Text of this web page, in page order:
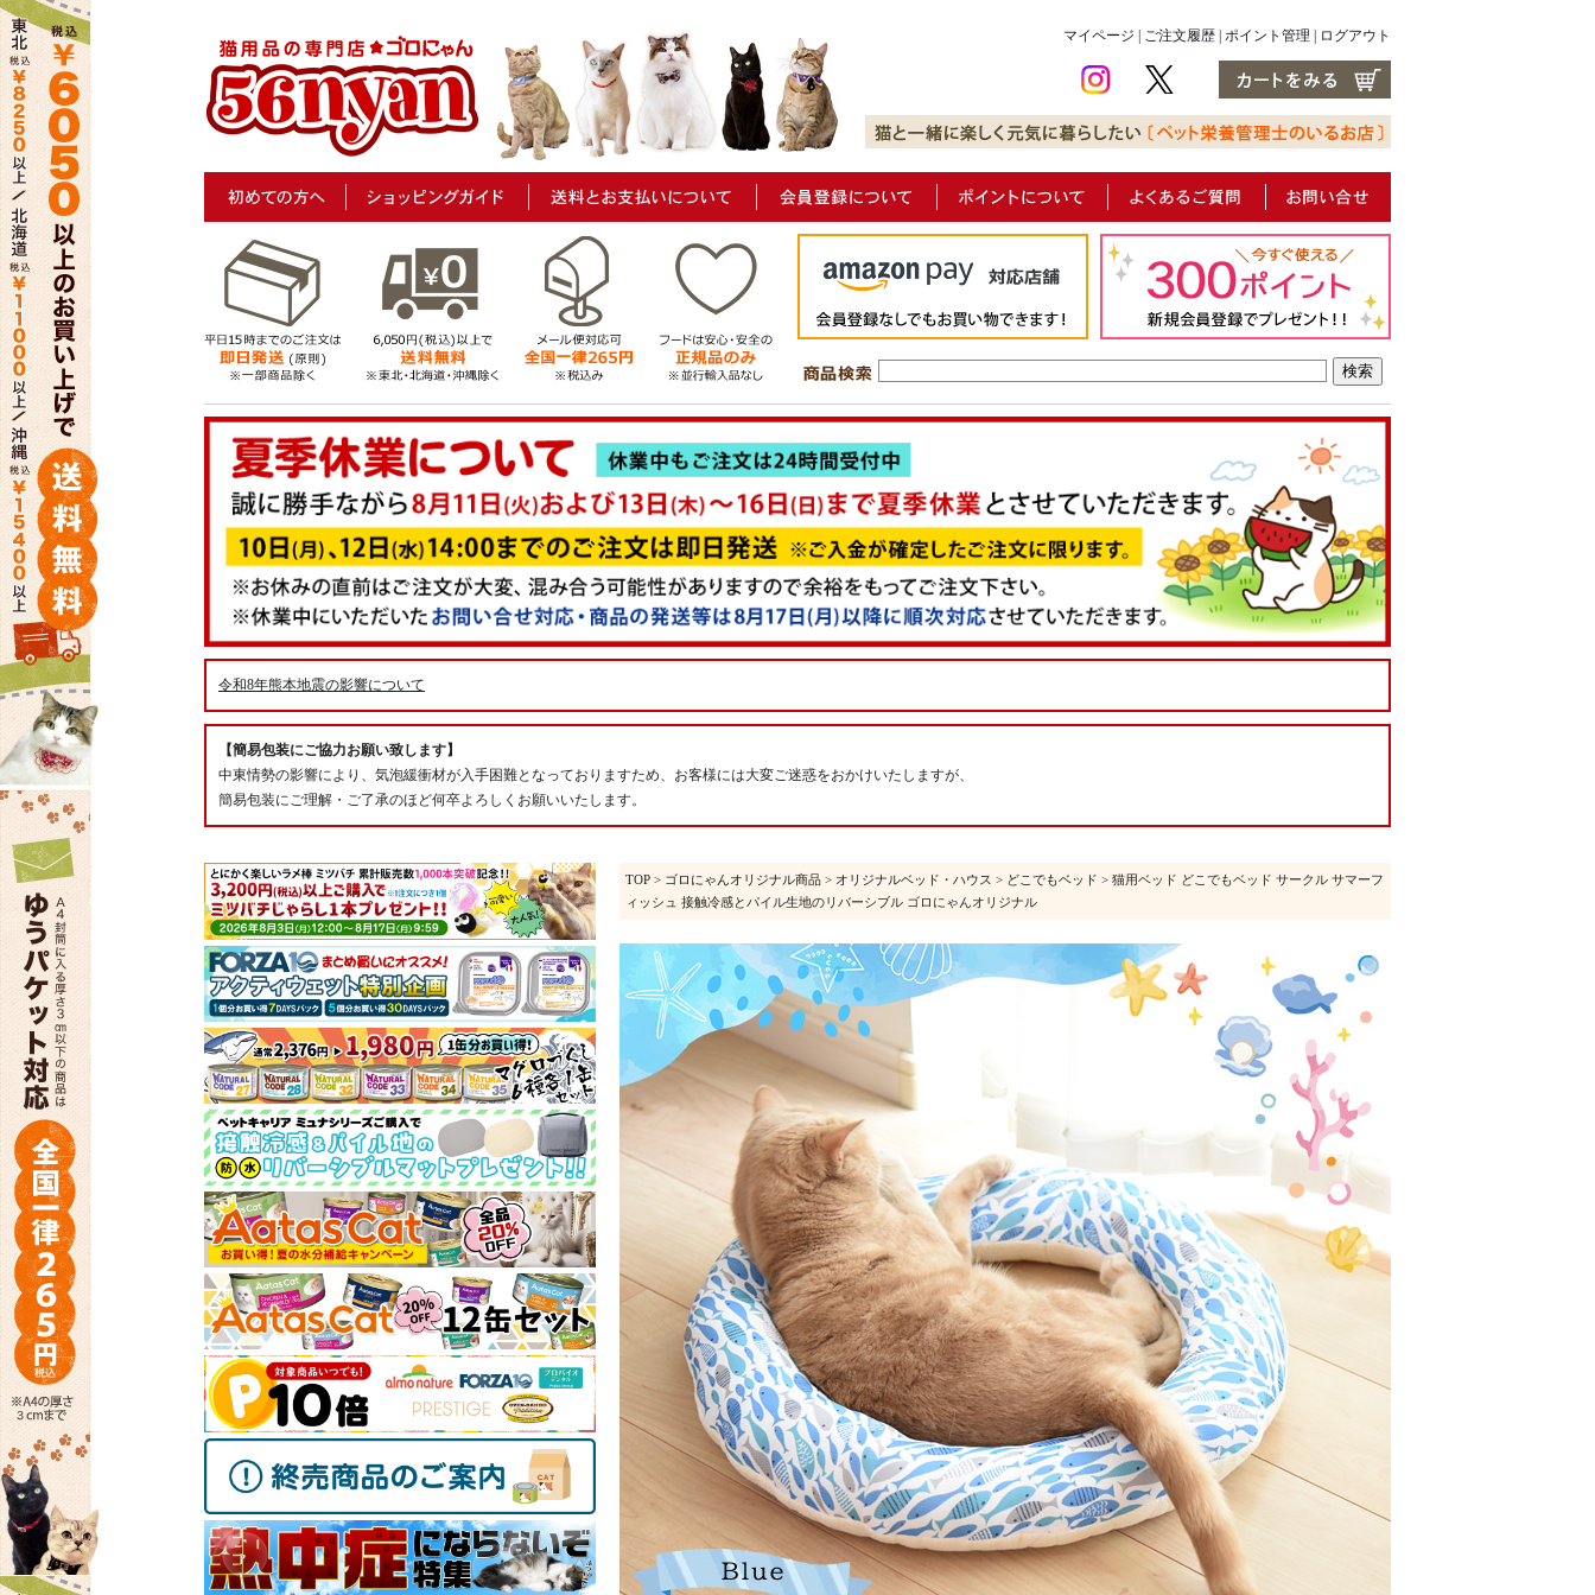
マイページ ご注文履歴 ポイント管理 ログアウト
令和8年熊本地震の影響について
【簡易包装にご協力お願い致します】
中東情勢の影響により、気泡緩衝材が入手困難となっておりますため、お客様には大変ご迷惑をおかけいたしますが、
簡易包装にご理解・ご了承のほど何卒よろしくお願いいたします。
TOP > ゴロにゃんオリジナル商品 > オリジナルベッド・ハウス > どこでもベッド > 猫用ベッド どこでもベッド サークル サマーフ
ィッシュ 接触冷感とパイル生地のリバーシブル ゴロにゃんオリジナル